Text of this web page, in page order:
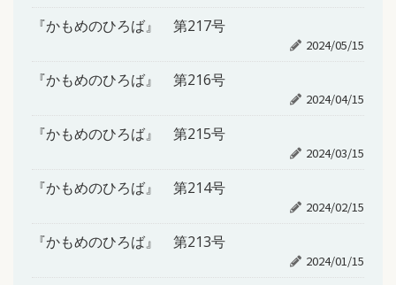
『かもめのひろば』 第217号
2024/05/15
『かもめのひろば』 第216号
2024/04/15
『かもめのひろば』 第215号
2024/03/15
『かもめのひろば』 第214号
2024/02/15
『かもめのひろば』 第213号
2024/01/15